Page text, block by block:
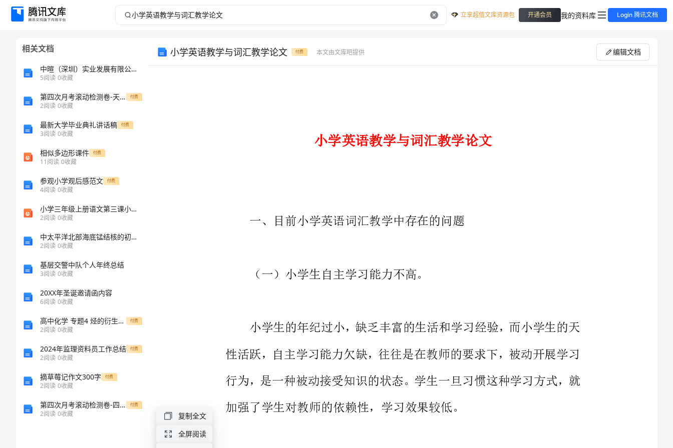
小
立享超值文库资源包 开通会员 我的资料库 Login 腾讯文档
相关文档
中暄（深圳）实业发展有限公司介绍企业发展分析报告
5阅读 0收藏
第四次月考滚动检测卷-天津南开大附属中数学八年级下册三角形专题训练试卷 付费
2阅读 0收藏
最新大学毕业典礼讲话稿 付费
3阅读 0收藏
相似多边形课件 付费
11阅读 0收藏
参观小学观后感范文 付费
4阅读 0收藏
小学三年级上册语文第三课小摄影师ppt-课件2
2阅读 0收藏
中太平洋北部海底锰结核的初步研究
2阅读 0收藏
基层交警中队个人年终总结
3阅读 0收藏
20XX年圣诞邀请函内容
6阅读 0收藏
高中化学 专题4 烃的衍生物 第三单元 醛羧酸 第2课时 羧酸 酯学案 苏教版选修5-苏教版高二选修5化学学案（精选版） 付费
2阅读 0收藏
2024年监理资料员工作总结 付费
2阅读 0收藏
摘草莓记作文300字 付费
2阅读 0收藏
第四次月考滚动检测卷-四川遂宁二中八年级物理长度和时间的测量综合训练试题（含答案及解析） 付费
2阅读 0收藏
小学英语教学与词汇教学论文 付费 本文由文库吧提供 编辑文档
英语词汇一向是英语学习中的难点所在。英语词汇一般而言都是
（一）小学生自主学习能力不高。
（二）学生记忆效果不长久。
复制全文
全屏阅读